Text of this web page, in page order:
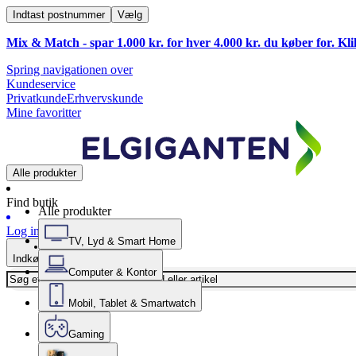
Indtast postnummer Vælg
Mix & Match - spar 1.000 kr. for hver 4.000 kr. du køber for.
Spring navigationen over
Kundeservice
PrivatkundeErhvervskunde
Mine favoritter
Alle produkter
Find butik
Log ind
Indkøbskurv
Alle produkter
TV, Lyd & Smart Home
Computer & Kontor
Mobil, Tablet & Smartwatch
Gaming